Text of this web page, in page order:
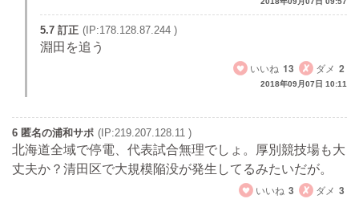
5.7 訂正 (IP:178.128.87.244 )
淵田を追う
いいね 13 ダメ 2
2018年09月07日 10:11
6 匿名の浦和サポ (IP:219.207.128.11 )
北海道全域で停電、代表試合無理でしょ。厚別競技場も大
丈夫か？清田区で大規模陥没が発生してるみたいだが。
いいね 3 ダメ 3